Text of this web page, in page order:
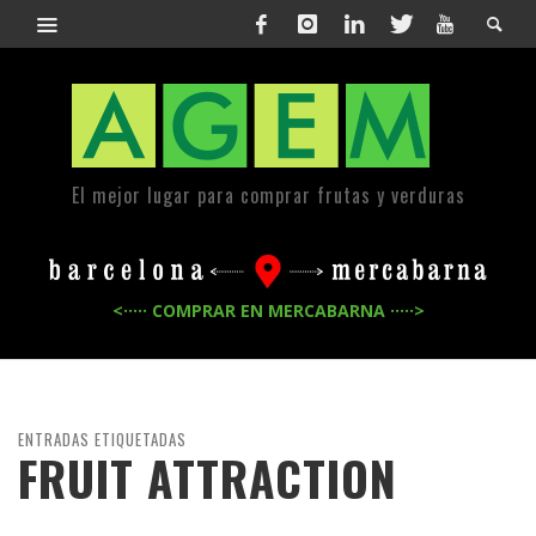
El mejor lugar para comprar frutas y verduras
<····· COMPRAR EN MERCABARNA ·····>
ENTRADAS ETIQUETADAS
FRUIT ATTRACTION